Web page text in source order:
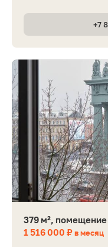
+7
379 м², помещение
1 516 000 ₽в месяц